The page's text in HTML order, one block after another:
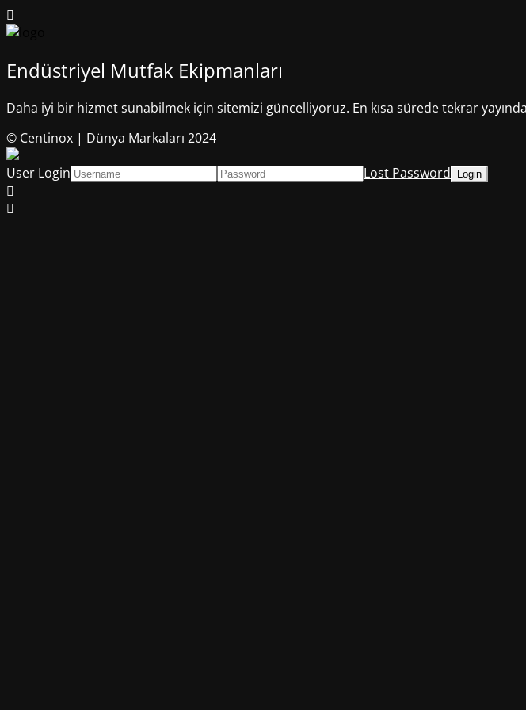
Endüstriyel Mutfak Ekipmanları
Daha iyi bir hizmet sunabilmek için sitemizi güncelliyoruz. En kısa sürede tekrar yayında
© Centinox | Dünya Markaları 2024
User Login
Lost Password